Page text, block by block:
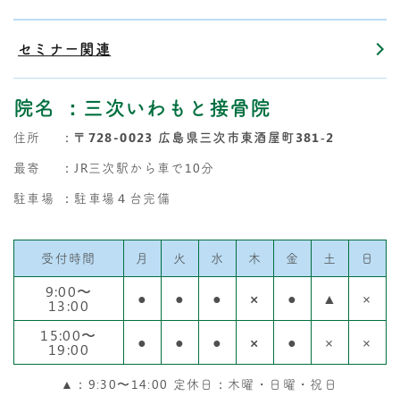
セミナー関連
院名 ：三次いわもと接骨院
住所 ： 〒728-0023 広島県三次市東酒屋町381‐2
最寄
：JR三次駅から車で10分
駐車場
：駐車場４台完備
受付時間 月 火 水 木 金 土 日
9:00〜
13:00 ● ● ● × ● ▲
×
15:00〜
19:00 ● ● ● × ● × ×
▲：9:30〜14:00 定休日：木曜・日曜・祝日